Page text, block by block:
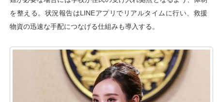
を整える。状況報告はLINEアプリでリアルタイムに行い、救援
物資の迅速な手配につなげる仕組みも導入する。